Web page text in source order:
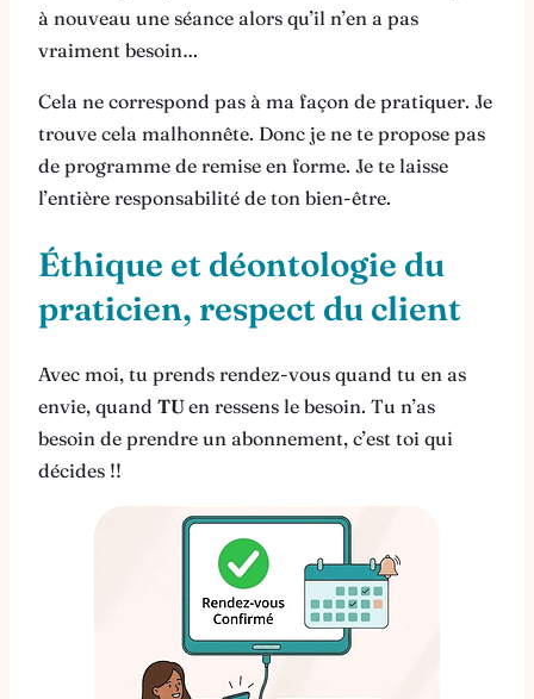
à nouveau une séance alors qu’il n’en a pas
vraiment besoin…
Cela ne correspond pas à ma façon de pratiquer. Je
trouve cela malhonnête. Donc je ne te propose pas
de programme de remise en forme. Je te laisse
l’entière responsabilité de ton bien-être.
Éthique et déontologie du
praticien, respect du client
Avec moi, tu prends rendez-vous quand tu en as
envie, quand TUen ressens le besoin. Tu n’as
besoin de prendre un abonnement, c’est toi qui
décides !!